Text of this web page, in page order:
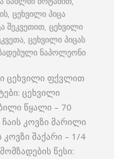
, ცეხვილი პიცა
შეკვეთით, ცეხვილი
, ცეხვილი პიცას
ნაპოლეონი
ცეხვილი ფქვლით
ცეხვილი
წყალი – 70
კოვზი მარილი
შაქარი – 1/4
წესი: